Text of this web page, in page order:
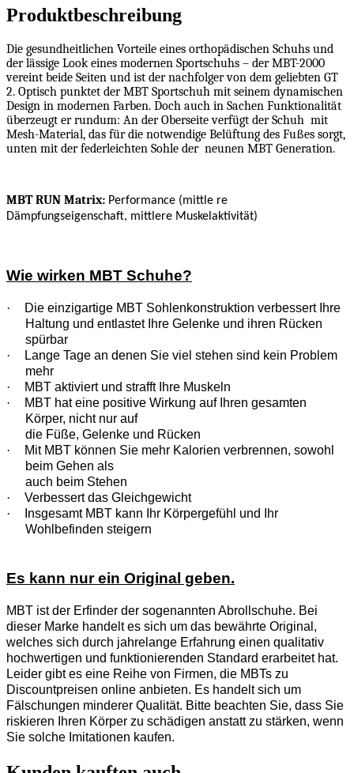
Produktbeschreibung
Die gesundheitlichen Vorteile eines orthopädischen Schuhs und
der lässige Look eines modernen Sportschuhs – der MBT-2000
vereint beide Seiten und ist der nachfolger von dem geliebten GT
2. Optisch punktet der MBT Sportschuh mit seinem dynamischen
Design in modernen Farben. Doch auch in Sachen Funktionalität
überzeugt er rundum: An der Oberseite verfügt der Schuh mit
Mesh-Material, das für die notwendige Belüftung des Fußes sorgt,
unten mit der federleichten Sohle der neunen MBT Generation.
MBT RUN Matrix: Performance (mittle re
Dämpfungseigenschaft, mittlere Muskelaktivität)
Wie wirken MBT Schuhe?
·
Die einzigartige MBT Sohlenkonstruktion verbessert Ihre
Haltung und entlastet Ihre Gelenke und ihren Rücken
spürbar
·
Lange Tage an denen Sie viel stehen sind kein Problem
mehr
·
MBT aktiviert und strafft Ihre Muskeln
·
MBT hat eine positive Wirkung auf Ihren gesamten
Körper, nicht nur auf
die Füße, Gelenke und Rücken
·
Mit MBT können Sie mehr Kalorien verbrennen, sowohl
beim Gehen als
auch beim Stehen
·
Verbessert das Gleichgewicht
·
Insgesamt MBT kann Ihr Körpergefühl und Ihr
Wohlbefinden steigern
Es kann nur ein Original geben.
MBT ist der Erfinder der sogenannten Abrollschuhe. Bei
dieser Marke handelt es sich um das bewährte Original,
welches sich durch jahrelange Erfahrung einen qualitativ
hochwertigen und funktionierenden Standard erarbeitet hat.
Leider gibt es eine Reihe von Firmen, die MBTs zu
Discountpreisen online anbieten. Es handelt sich um
Fälschungen minderer Qualität. Bitte beachten Sie, dass Sie
riskieren Ihren Körper zu schädigen anstatt zu stärken, wenn
Sie solche Imitationen kaufen.